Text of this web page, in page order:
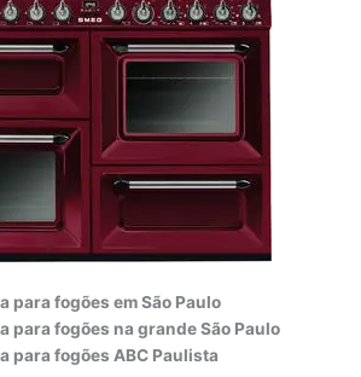
para fogões em São Paulo
para fogões na grande São Paulo
para fogões ABC Paulista